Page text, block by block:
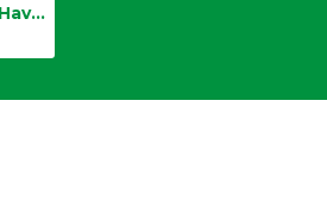
22 Piston Pompası Hava Tüpü